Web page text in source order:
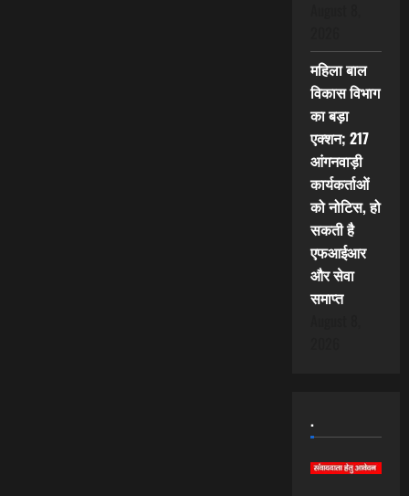
महिला बाल
विकास विभाग
का बड़ा
एक्शन; 217
आंगनवाड़ी
कार्यकर्ताओं
को नोटिस, हो
सकती है
एफआईआर
और सेवा
समाप्त
.